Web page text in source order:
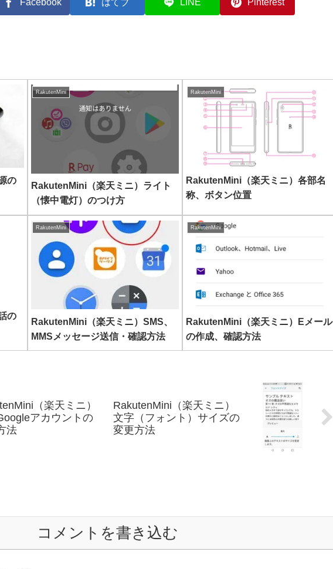
Facebook はてブ LINE Pinterest
の
RakutenMini
RakutenMini（楽天ミニ）ライト
（懐中電灯）のつけ方
RakutenMini
RakutenMini（楽天ミニ）各部名
称、ボタン位置
の
RakutenMini
RakutenMini（楽天ミニ）SMS、
MMSメッセージ送信・確認方法
RakutenMini
RakutenMini（楽天ミニ）Eメール
の作成、確認方法
（楽天ミニ）
アカウントの
法
RakutenMini（楽天ミニ）
文字（フォント）サイズの
変更方法
コメントを書き込む